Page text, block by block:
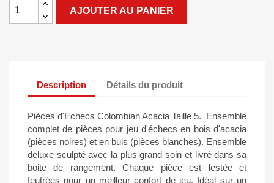
AJOUTER AU PANIER
Description Détails du produit
Pièces d'Echecs Colombian Acacia Taille 5. Ensemble
complet de pièces pour jeu d'échecs en bois d'acacia
(pièces noires) et en buis (pièces blanches). Ensemble
deluxe sculpté avec la plus grand soin et livré dans sa
boite de rangement. Chaque pièce est lestée et
feutrées pour un meilleur confort de jeu. Idéal sur un